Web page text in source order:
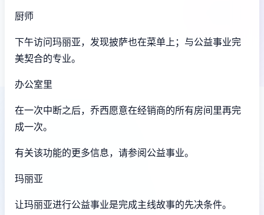
厨师
下午访问玛丽亚，发现披萨也在菜单上；与公益事业完
美契合的专业。
办公室里
在一次中断之后，乔西愿意在经销商的所有房间里再完
成一次。
有关该功能的更多信息，请参阅公益事业。
玛丽亚
让玛丽亚进行公益事业是完成主线故事的先决条件。